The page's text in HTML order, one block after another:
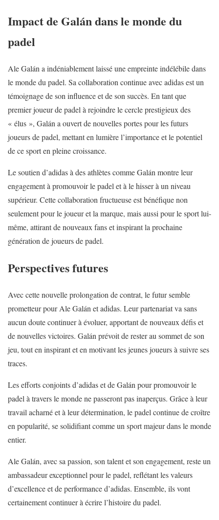
Impact de Galán dans le monde du
padel
Ale Galán a indéniablement laissé une empreinte indélébile dans
le monde du padel. Sa collaboration continue avec adidas est un
témoignage de son influence et de son succès. En tant que
premier joueur de padel à rejoindre le cercle prestigieux des
« élus », Galán a ouvert de nouvelles portes pour les futurs
joueurs de padel, mettant en lumière l’importance et le potentiel
de ce sport en pleine croissance.
Le soutien d’adidas à des athlètes comme Galán montre leur
engagement à promouvoir le padel et à le hisser à un niveau
supérieur. Cette collaboration fructueuse est bénéfique non
seulement pour le joueur et la marque, mais aussi pour le sport lui-
même, attirant de nouveaux fans et inspirant la prochaine
génération de joueurs de padel.
Perspectives futures
Avec cette nouvelle prolongation de contrat, le futur semble
prometteur pour Ale Galán et adidas. Leur partenariat va sans
aucun doute continuer à évoluer, apportant de nouveaux défis et
de nouvelles victoires. Galán prévoit de rester au sommet de son
jeu, tout en inspirant et en motivant les jeunes joueurs à suivre ses
traces.
Les efforts conjoints d’adidas et de Galán pour promouvoir le
padel à travers le monde ne passeront pas inaperçus. Grâce à leur
travail acharné et à leur détermination, le padel continue de croître
en popularité, se solidifiant comme un sport majeur dans le monde
entier.
Ale Galán, avec sa passion, son talent et son engagement, reste un
ambassadeur exceptionnel pour le padel, reflétant les valeurs
d’excellence et de performance d’adidas. Ensemble, ils vont
certainement continuer à écrire l’histoire du padel.